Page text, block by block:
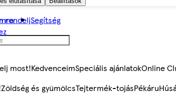
rendeljSegítség
most!KedvenceimSpeciális ajánlatokOnline
Zöldség és gyümölcsTejtermék-tojásPékáru